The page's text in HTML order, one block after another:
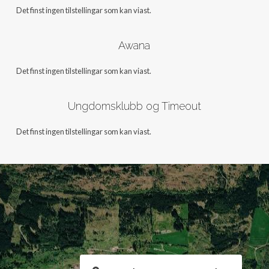
Det finst ingen tilstellingar som kan viast.
Awana
Det finst ingen tilstellingar som kan viast.
Ungdomsklubb og Timeout
Det finst ingen tilstellingar som kan viast.